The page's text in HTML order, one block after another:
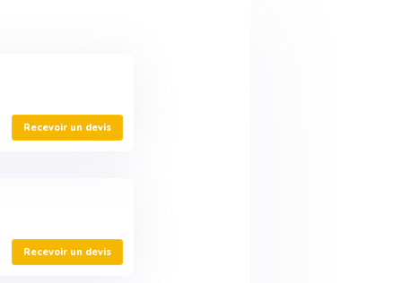
Recevoir un devis
Recevoir un devis